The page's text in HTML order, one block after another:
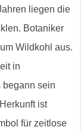
liegen die
Botaniker
Wildkohl aus.
in
begann sein
ist
für zeitlose